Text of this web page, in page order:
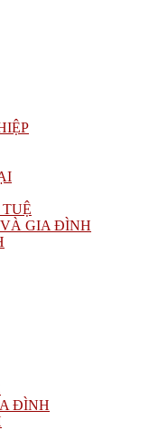
GIA ĐÌNH
ĐÌNH